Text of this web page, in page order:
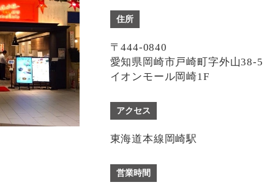
住所
〒444-0840
愛知県岡崎市戸崎町字外山38-5
イオンモール岡崎1F
アクセス
東海道本線岡崎駅
営業時間